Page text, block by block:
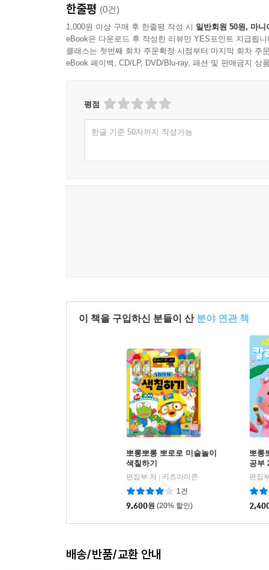
한줄평 (0건)
1,000원 이상 구매 후 한줄평 작성 시 일반회원 50원, 마니
eBook은 다운로드 후 작성한 리뷰만 YES포인트 지급됩니
클래스는 첫번째 회차 주문확정 시점부터 마지막 회차 주
eBook 페이백, CD/LP, DVD/Blu-ray, 패션 및 판매금지 상
평점
한글 기준 50자까지 작성가능
이 책을 구입하신 분들이 산 분야 연관 책
뽀롱뽀롱 뽀로로 미술놀이
색칠하기
편집부 저
키즈아이콘
1건
9,600원 (20% 할인)
뽀롱
공부
편집
배송/반품/교환 안내